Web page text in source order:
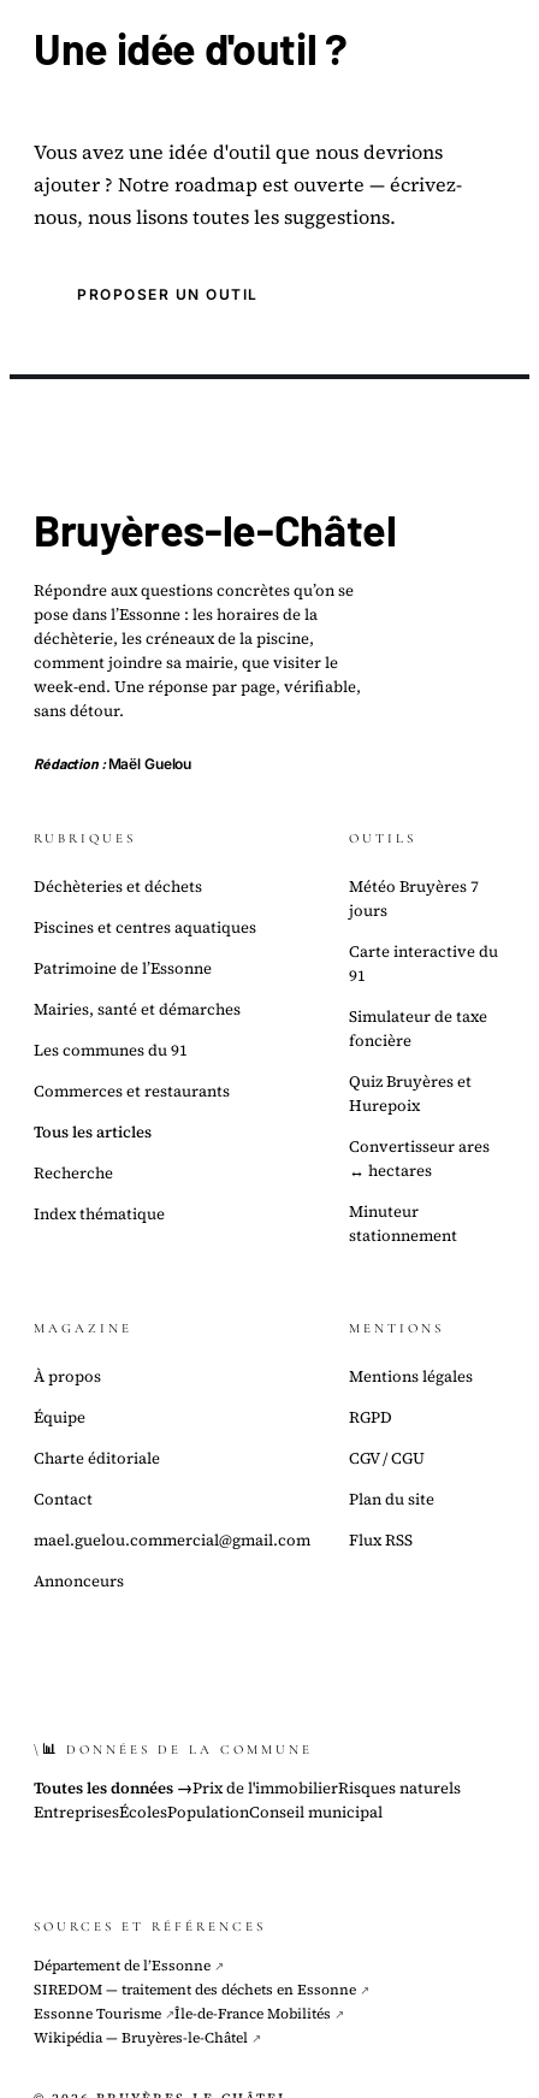
Une idée d'outil ?
Vous avez une idée d'outil que nous devrions
ajouter ? Notre roadmap est ouverte — écrivez-
nous, nous lisons toutes les suggestions.
PROPOSER UN OUTIL
Bruyères-le-Châtel
Répondre aux questions concrètes qu’on se
pose dans l’Essonne : les horaires de la
déchèterie, les créneaux de la piscine,
comment joindre sa mairie, que visiter le
week-end. Une réponse par page, vérifiable,
sans détour.
Rédaction :Maël Guelou
RUBRIQUES
Déchèteries et déchets
Piscines et centres aquatiques
Patrimoine de l’Essonne
Mairies, santé et démarches
Les communes du 91
Commerces et restaurants
Tous les articles
Recherche
Index thématique
OUTILS
Météo Bruyères 7
jours
Carte interactive du
91
Simulateur de taxe
foncière
Quiz Bruyères et
Hurepoix
Convertisseur ares
↔ hectares
Minuteur
stationnement
MAGAZINE
À propos
Équipe
Charte éditoriale
Contact
mael.guelou.commercial@gmail.com
Annonceurs
MENTIONS
Mentions légales
RGPD
CGV / CGU
Plan du site
Flux RSS
\📊 DONNÉES DE LA COMMUNE
Toutes les données →Prix de l'immobilierRisques naturels
EntreprisesÉcolesPopulationConseil municipal
SOURCES ET RÉFÉRENCES
Département de l’Essonne ↗
SIREDOM — traitement des déchets en Essonne ↗
Essonne Tourisme ↗Île-de-France Mobilités ↗
Wikipédia — Bruyères-le-Châtel ↗